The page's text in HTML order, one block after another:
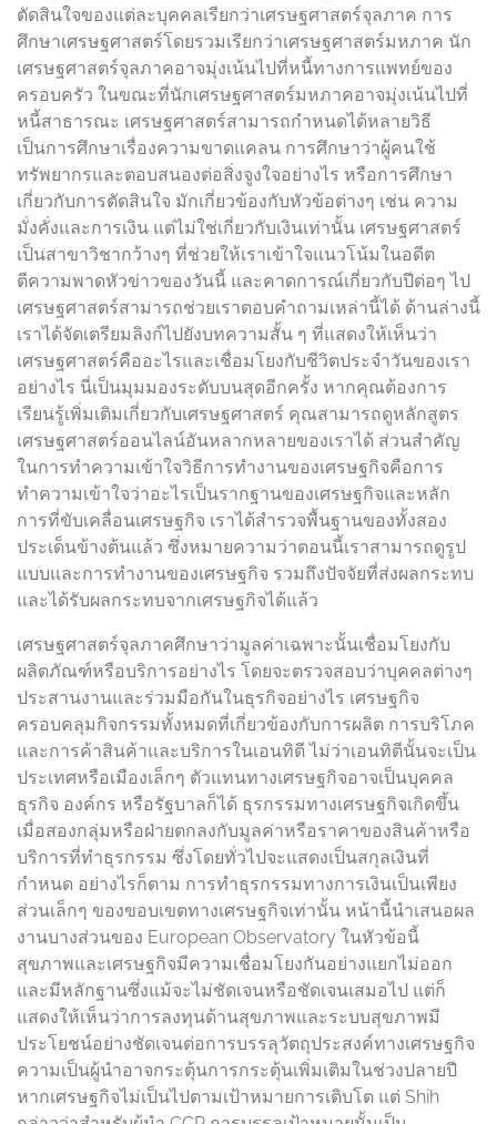
ตัดสินใจของแต่ละบุคคลเรียกว่าเศรษฐศาสตร์จุลภาค การ
ศึกษาเศรษฐศาสตร์โดยรวมเรียกว่าเศรษฐศาสตร์มหภาค นัก
เศรษฐศาสตร์จุลภาคอาจมุ่งเน้นไปที่หนี้ทางการแพทย์ของ
ครอบครัว ในขณะที่นักเศรษฐศาสตร์มหภาคอาจมุ่งเน้นไปที่
หนี้สาธารณะ เศรษฐศาสตร์สามารถกำหนดได้หลายวิธี
เป็นการศึกษาเรื่องความขาดแคลน การศึกษาว่าผู้คนใช้
ทรัพยากรและตอบสนองต่อสิ่งจูงใจอย่างไร หรือการศึกษา
เกี่ยวกับการตัดสินใจ มักเกี่ยวข้องกับหัวข้อต่างๆ เช่น ความ
มั่งคั่งและการเงิน แต่ไม่ใช่เกี่ยวกับเงินเท่านั้น เศรษฐศาสตร์
เป็นสาขาวิชากว้างๆ ที่ช่วยให้เราเข้าใจแนวโน้มในอดีต
ตีความพาดหัวข่าวของวันนี้ และคาดการณ์เกี่ยวกับปีต่อๆ ไป
เศรษฐศาสตร์สามารถช่วยเราตอบคำถามเหล่านี้ได้ ด้านล่างนี้
เราได้จัดเตรียมลิงก์ไปยังบทความสั้น ๆ ที่แสดงให้เห็นว่า
เศรษฐศาสตร์คืออะไรและเชื่อมโยงกับชีวิตประจำวันของเรา
อย่างไร นี่เป็นมุมมองระดับบนสุดอีกครั้ง หากคุณต้องการ
เรียนรู้เพิ่มเติมเกี่ยวกับเศรษฐศาสตร์ คุณสามารถดูหลักสูตร
เศรษฐศาสตร์ออนไลน์อันหลากหลายของเราได้ ส่วนสำคัญ
ในการทำความเข้าใจวิธีการทำงานของเศรษฐกิจคือการ
ทำความเข้าใจว่าอะไรเป็นรากฐานของเศรษฐกิจและหลัก
การที่ขับเคลื่อนเศรษฐกิจ เราได้สำรวจพื้นฐานของทั้งสอง
ประเด็นข้างต้นแล้ว ซึ่งหมายความว่าตอนนี้เราสามารถดูรูป
แบบและการทำงานของเศรษฐกิจ รวมถึงปัจจัยที่ส่งผลกระทบ
และได้รับผลกระทบจากเศรษฐกิจได้แล้ว
เศรษฐศาสตร์จุลภาคศึกษาว่ามูลค่าเฉพาะนั้นเชื่อมโยงกับ
ผลิตภัณฑ์หรือบริการอย่างไร โดยจะตรวจสอบว่าบุคคลต่างๆ
ประสานงานและร่วมมือกันในธุรกิจอย่างไร เศรษฐกิจ
ครอบคลุมกิจกรรมทั้งหมดที่เกี่ยวข้องกับการผลิต การบริโภค
และการค้าสินค้าและบริการในเอนทิตี ไม่ว่าเอนทิตีนั้นจะเป็น
ประเทศหรือเมืองเล็กๆ ตัวแทนทางเศรษฐกิจอาจเป็นบุคคล
ธุรกิจ องค์กร หรือรัฐบาลก็ได้ ธุรกรรมทางเศรษฐกิจเกิดขึ้น
เมื่อสองกลุ่มหรือฝ่ายตกลงกับมูลค่าหรือราคาของสินค้าหรือ
บริการที่ทำธุรกรรม ซึ่งโดยทั่วไปจะแสดงเป็นสกุลเงินที่
กำหนด อย่างไรก็ตาม การทำธุรกรรมทางการเงินเป็นเพียง
ส่วนเล็กๆ ของขอบเขตทางเศรษฐกิจเท่านั้น หน้านี้นำเสนอผล
งานบางส่วนของ European Observatory ในหัวข้อนี้
สุขภาพและเศรษฐกิจมีความเชื่อมโยงกันอย่างแยกไม่ออก
และมีหลักฐานซึ่งแม้จะไม่ชัดเจนหรือชัดเจนเสมอไป แต่ก็
แสดงให้เห็นว่าการลงทุนด้านสุขภาพและระบบสุขภาพมี
ประโยชน์อย่างชัดเจนต่อการบรรลุวัตถุประสงค์ทางเศรษฐกิจ
ความเป็นผู้นำอาจกระตุ้นการกระตุ้นเพิ่มเติมในช่วงปลายปี
หากเศรษฐกิจไม่เป็นไปตามเป้าหมายการเติบโต แต่ Shih